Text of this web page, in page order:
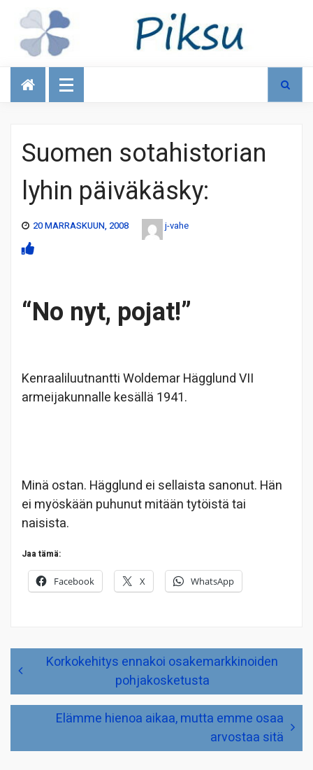
Talous
Suomen sotahistorian
lyhin päiväkäsky:
20 MARRASKUUN, 2008 j-vahe
“No nyt, pojat!”
Kenraaliluutnantti Woldemar Hägglund VII
armeijakunnalle kesällä 1941.
Minä ostan. Hägglund ei sellaista sanonut. Hän
ei myöskään puhunut mitään tytöistä tai
naisista.
Jaa tämä:
Facebook X WhatsApp
Artikkelien
selaus
Korkokehitys ennakoi osakemarkkinoiden
pohjakosketusta
Elämme hienoa aikaa, mutta emme osaa
arvostaa sitä